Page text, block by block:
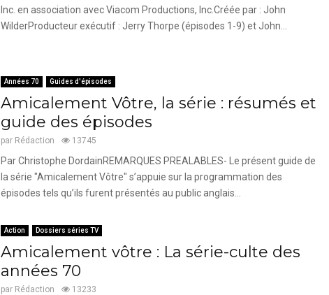
Inc. en association avec Viacom Productions, Inc.Créée par : John
WilderProducteur exécutif : Jerry Thorpe (épisodes 1-9) et John...
Années 70 Guides d'épisodes
Amicalement Vôtre, la série : résumés et
guide des épisodes
par Rédaction 13745
Par Christophe DordainREMARQUES PREALABLES- Le présent guide de
la série "Amicalement Vôtre" s’appuie sur la programmation des
épisodes tels qu’ils furent présentés au public anglais...
Action Dossiers séries TV
Amicalement vôtre : La série-culte des
années 70
par Rédaction 13233